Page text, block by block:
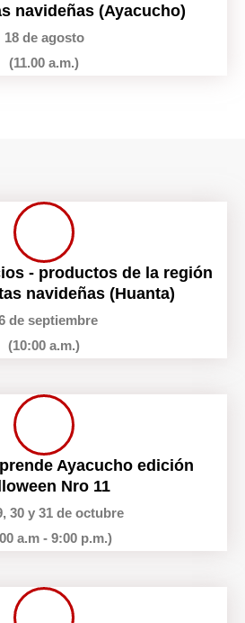
navideñas (Ayacucho)
18 de agosto
(11.00 a.m.)
- productos de la región
navideñas (Huanta)
de septiembre
(10:00 a.m.)
Ayacucho edición
Nro 11
30 y 31 de octubre
a.m - 9:00 p.m.)